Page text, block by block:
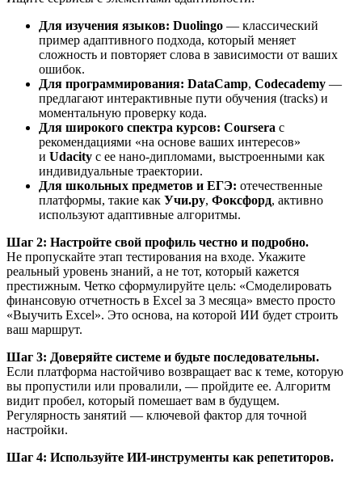
Для изучения языков: Duolingo — классический
пример адаптивного подхода, который меняет
сложность и повторяет слова в зависимости от ваших
ошибок.
Для программирования: DataCamp, Codecademy —
предлагают интерактивные пути обучения (tracks) и
моментальную проверку кода.
Для широкого спектра курсов: Coursera с
рекомендациями «на основе ваших интересов»
и Udacity с ее нано-дипломами, выстроенными как
индивидуальные траектории.
Для школьных предметов и ЕГЭ: отечественные
платформы, такие как Учи.ру, Фоксфорд, активно
используют адаптивные алгоритмы.
Шаг 2: Настройте свой профиль честно и подробно.
Не пропускайте этап тестирования на входе. Укажите
реальный уровень знаний, а не тот, который кажется
престижным. Четко сформулируйте цель: «Смоделировать
финансовую отчетность в Excel за 3 месяца» вместо просто
«Выучить Excel». Это основа, на которой ИИ будет строить
ваш маршрут.
Шаг 3: Доверяйте системе и будьте последовательны.
Если платформа настойчиво возвращает вас к теме, которую
вы пропустили или провалили, — пройдите ее. Алгоритм
видит пробел, который помешает вам в будущем.
Регулярность занятий — ключевой фактор для точной
настройки.
Шаг 4: Используйте ИИ-инструменты как репетиторов.